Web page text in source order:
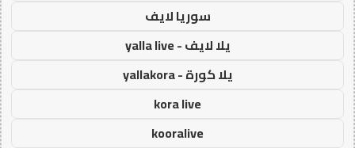
سوريا لايف
يلا لايف - yalla live
يلا كورة - yallakora
kora live
kooralive